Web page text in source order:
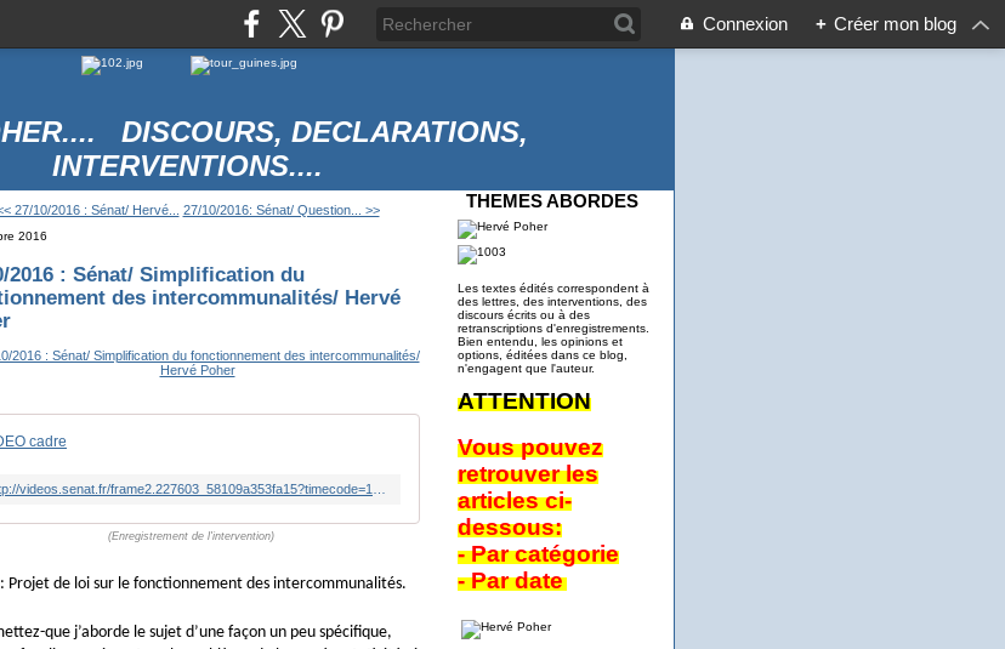
Connexion + Créer mon blog
DISCOURS, DECLARATIONS,
INTERVENTIONS....
27/10/2016 : Sénat/ Hervé... 27/10/2016: Sénat/ Question... >>
2016
2016 : Sénat/ Simplification du
des intercommunalités/ Hervé
cadre
(Enregistrement de l'intervention)
Projet de loi sur le fonctionnement des intercommunalités.
que j’aborde le sujet d’une façon un peu spécifique,
THEMES ABORDES
Les textes édités correspondent à
des lettres, des interventions, des
discours écrits ou à des
retranscriptions d'enregistrements.
Bien entendu, les opinions et
options, éditées dans ce blog,
n'engagent que l'auteur.
ATTENTION
Vous pouvez
retrouver les
articles ci-
dessous:
- Par catégorie
- Par date